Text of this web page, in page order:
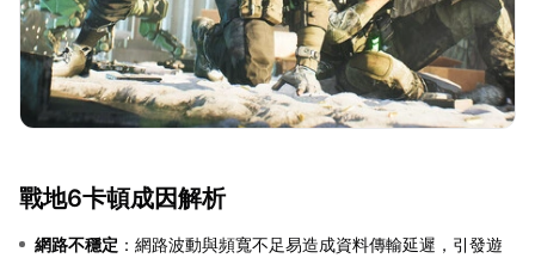
戰地6卡頓成因解析
網路不穩定 ：網路波動與頻寬不足易造成資料傳輸延遲，引發遊